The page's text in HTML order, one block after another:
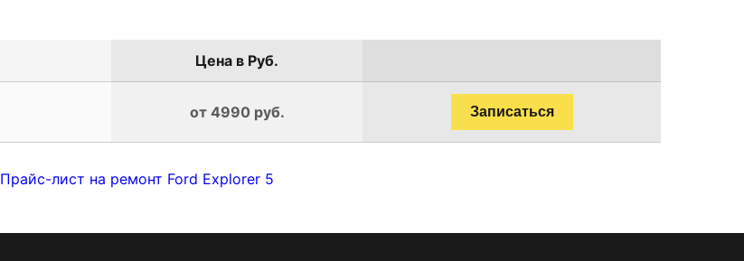
Цена в Руб.
от 4990 руб. Записаться
Прайс-лист на ремонт Ford Explorer 5